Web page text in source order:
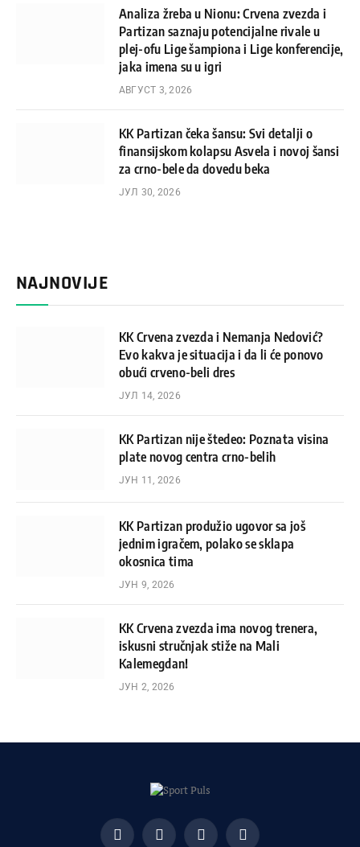
Analiza žreba u Nionu: Crvena zvezda i
Partizan saznaju potencijalne rivale u
plej-ofu Lige šampiona i Lige konferencije,
jaka imena su u igri
АВГУСТ 3, 2026
KK Partizan čeka šansu: Svi detalji o
finansijskom kolapsu Asvela i novoj šansi
za crno-bele da dovedu beka
ЈУЛ 30, 2026
NAJNOVIJE
KK Crvena zvezda i Nemanja Nedović?
Evo kakva je situacija i da li će ponovo
obući crveno-beli dres
ЈУЛ 14, 2026
KK Partizan nije štedeo: Poznata visina
plate novog centra crno-belih
ЈУН 11, 2026
KK Partizan produžio ugovor sa još
jednim igračem, polako se sklapa
okosnica tima
ЈУН 9, 2026
KK Crvena zvezda ima novog trenera,
iskusni stručnjak stiže na Mali
Kalemegdan!
ЈУН 2, 2026
FacebookX InstagramPinterest